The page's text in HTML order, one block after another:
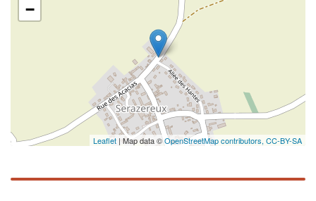
−
Leaflet | Map data ©OpenStreetMap contributors, CC-BY-SA